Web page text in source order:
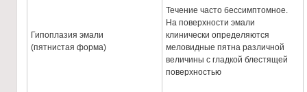
Гипоплазия эмали
(пятнистая форма)
Течение часто бессимптомное.
На поверхности эмали
клинически определяются
меловидные пятна различной
величины с гладкой блестящей
поверхностью